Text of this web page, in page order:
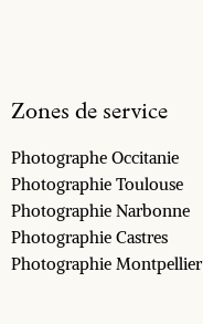
Zones de service
Photographe Occitanie
Photographie Toulouse
Photographie Narbonne
Photographie Castres
Photographie Montpellier